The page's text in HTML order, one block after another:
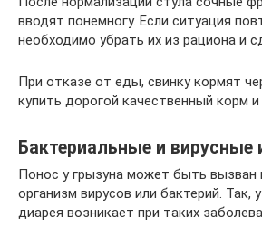
вводят понемногу. Если ситуация
необходимо убрать их из рациона и
При отказе от еды, свинку кормят
купить дорогой качественный корм
Бактериальные и вирусные
Понос у грызуна может быть вызван
организм вирусов или бактерий. Так,
диарея возникает при таких